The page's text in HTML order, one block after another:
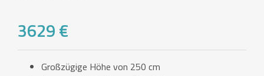
3629 €
Großzügige Höhe von 250 cm